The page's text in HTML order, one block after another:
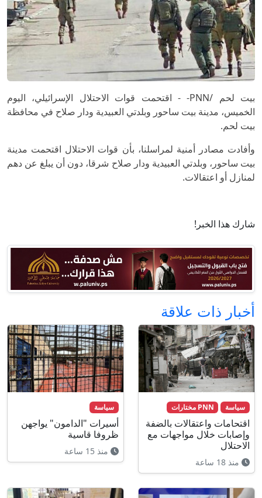
بيت لحم /PNN- - اقتحمت قوات الاحتلال الإسرائيلي، اليوم
الخميس، مدينة بيت ساحور وبلدتي العبيدية ودار صلاح في محافظة
بيت لحم.
وأفادت مصادر أمنية لمراسلنا، بأن قوات الاحتلال اقتحمت مدينة
بيت ساحور، وبلدتي العبيدية ودار صلاح شرقا، دون أن يبلغ عن دهم
لمنازل أو اعتقالات.
شارك هذا الخبر!
أخبار ذات علاقة
سياسة PNN مختارات
اقتحامات واعتقالات بالضفة
وإصابات خلال مواجهات مع
الاحتلال
منذ 18 ساعة
سياسة
أسيرات "الدامون" يواجهن
ظروفا قاسية
منذ 15 ساعة